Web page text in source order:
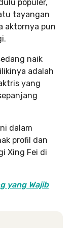
populer,
tayangan
aktornya pun
naik
adalah
yang
dalam
profil dan
Xing Fei di
yang Wajib